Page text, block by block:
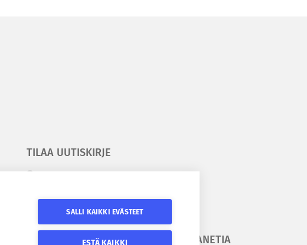
SALLI KAIKKI EVÄSTEET
ESTÄ KAIKKI
TILAA UUTISKIRJE
SEURAA EPANETIA